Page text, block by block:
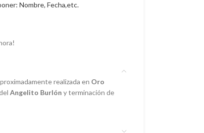
Nombre, Fecha,etc.
realizada en Oro
Angelito Burlón y terminación de